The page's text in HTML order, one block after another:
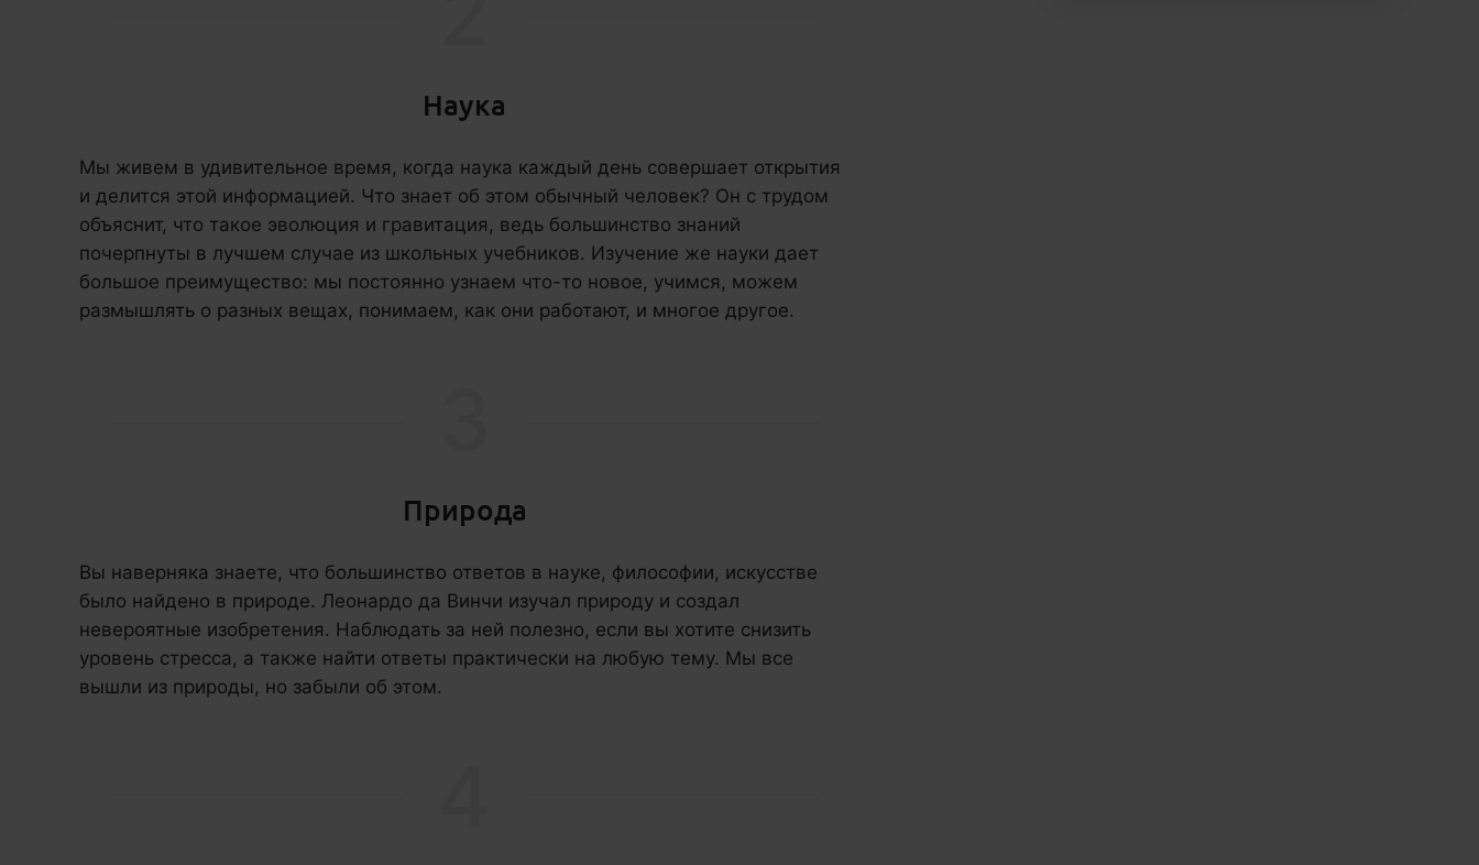
Наука
Мы живем в удивительное время, когда наука каждый день совершает открытия
и делится этой информацией. Что знает об этом обычный человек? Он с трудом
объяснит, что такое эволюция и гравитация, ведь большинство знаний
почерпнуты в лучшем случае из школьных учебников. Изучение же науки дает
большое преимущество: мы постоянно узнаем что-то новое, учимся, можем
размышлять о разных вещах, понимаем, как они работают, и многое другое.
Природа
Вы наверняка знаете, что большинство ответов в науке, философии, искусстве
было найдено в природе. Леонардо да Винчи изучал природу и создал
невероятные изобретения. Наблюдать за ней полезно, если вы хотите снизить
уровень стресса, а также найти ответы практически на любую тему. Мы все
вышли из природы, но забыли об этом.